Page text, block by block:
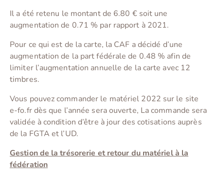
Il a été retenu le montant de 6.80 € soit une
augmentation de 0.71 % par rapport à 2021.
Pour ce qui est de la carte, la CAF a décidé d’une
augmentation de la part fédérale de 0.48 % afin de
limiter l’augmentation annuelle de la carte avec 12
timbres.
Vous pouvez commander le matériel 2022 sur le site
e-fo.fr dès que l’année sera ouverte, La commande sera
validée à condition d’être à jour des cotisations auprès
de la FGTA et l’UD.
Gestion de la trésorerie et retour du matériel à la
fédération